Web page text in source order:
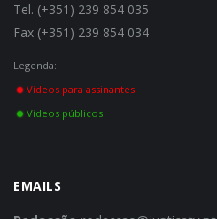
Tel. (+351) 239 854 035
Fax (+351) 239 854 034
Legenda:
Vídeos para assinantes
Vídeos públicos
EMAILS